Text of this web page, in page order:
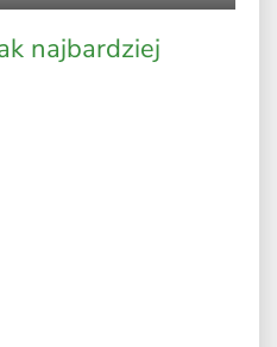
najbardziej